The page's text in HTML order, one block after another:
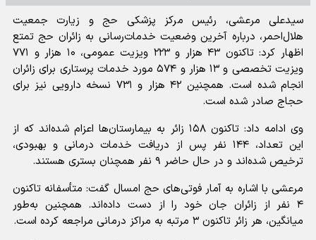
سیدعلی مرعشی، رئیس مرکز پزشکی حج و زیارت جمعیت
هلال‌احمر، درباره آخرین وضعیت خدمات‌رسانی به زائران حج تمتع
اظهار کرد: تاکنون ۴۳ هزار و ۲۲۳ ویزیت عمومی، ۱۰ هزار و ۷۷۱
ویزیت تخصصی و ۱۳ هزار و ۵۷۴ مورد خدمات پرستاری برای زائران
انجام شده است. همچنین ۴۲ هزار و ۷۳۱ نسخه دارویی نیز برای
حجاج صادر شده است.
وی ادامه داد: تاکنون ۱۵۸ زائر به بیمارستان‌ها اعزام شده‌اند که از
این تعداد، ۱۴۴ نفر پس از دریافت خدمات درمانی و بهبودی،
ترخیص شده‌اند و در حال حاضر ۹ نفر همچنان بستری هستند.
مرعشی با اشاره به آمار فوتی‌های حج امسال گفت: متأسفانه تاکنون
۴ نفر از زائران جان خود را از دست داده‌اند. همچنین به‌طور
میانگین، هر زائر تاکنون ۳ مرتبه به مراکز درمانی مراجعه کرده است.